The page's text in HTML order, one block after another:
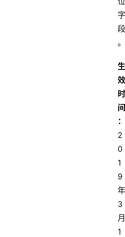
字
段
。
生
效
时
间
：
2
0
1
9
年
3
月
1